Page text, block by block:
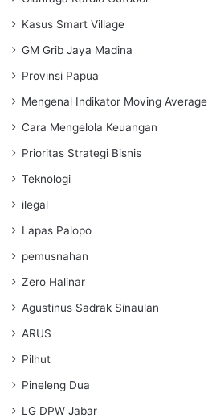
Kasus Smart Village
GM Grib Jaya Madina
Provinsi Papua
Mengenal Indikator Moving Average
Cara Mengelola Keuangan
Prioritas Strategi Bisnis
Teknologi
ilegal
Lapas Palopo
pemusnahan
Zero Halinar
Agustinus Sadrak Sinaulan
ARUS
Pilhut
Pineleng Dua
LG DPW Jabar